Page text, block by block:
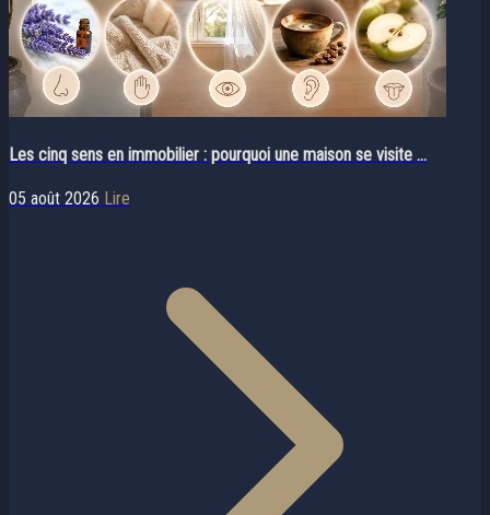
Les cinq sens en immobilier : pourquoi une maison se visite ...
05 août 2026 Lire